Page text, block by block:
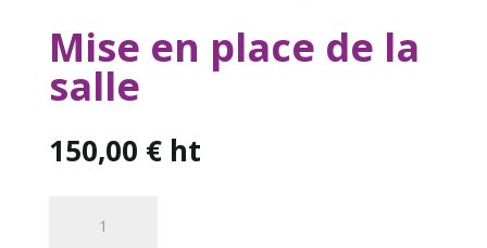
Mise en place de la
salle
150,00 € ht